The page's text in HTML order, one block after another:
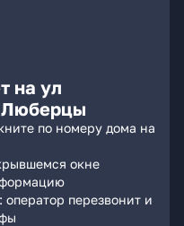
на ул
Люберцы
по номеру дома на
окне
перезвонит и